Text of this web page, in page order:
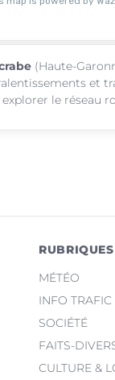
(Haute-
et
le réseau
RUBRIQUES
MÉTÉO
INFO TRAFIC
SOCIÉTÉ
FAITS-
CULTURE &